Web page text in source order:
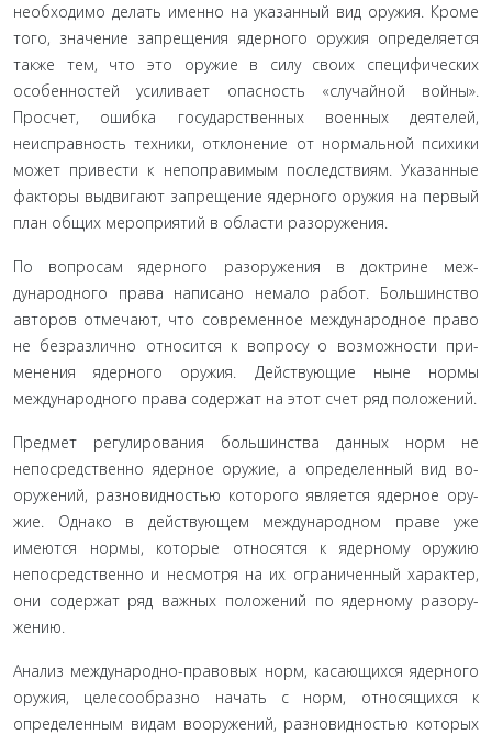
необходимо делать именно на указанный вид оружия. Кроме
того, значение запреще­ния ядерного оружия определяется
также тем, что это оружие в силу своих специфических
особенностей усили­вает опасность «случайной войны».
Просчет, ошибка го­сударственных военных деятелей,
неисправность техники, отклонение от нормальной психики
может привести к не­поправимым последствиям. Указанные
факторы выдвига­ют запрещение ядерного оружия на первый
план общих мероприятий в области разоружения.
По вопросам ядерного разоружения в доктрине меж­
дународного права написано немало работ. Большинство
авторов отмечают, что современное международное право
не безразлично относится к вопросу о возможности при­
менения ядерного оружия. Действующие ныне нормы
международного права содержат на этот счет ряд положе­ний.
Предмет регулирования большинства данных норм не
непосредственно ядерное оружие, а определенный вид во­
оружений, разновидностью которого является ядерное ору­
жие. Однако в действующем международном праве уже
имеются нормы, которые относятся к ядерному оружию
непосредственно и несмотря на их ограниченный характер,
они содержат ряд важных положений по ядерному разору­
жению.
Анализ международно-правовых норм, касающихся ядерного
оружия, целесообразно начать с норм, относящих­ся к
определенным видам вооружений, разновидностью ко­торых